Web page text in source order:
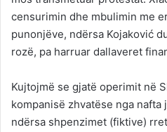
censurimin dhe mbulimin me
punonjëve, ndërsa Kojaković
rozë, pa harruar dallaveret
Kujtojmë se gjatë operimit në
kompanisë zhvatëse nga
ndërsa shpenzimet (fiktive)